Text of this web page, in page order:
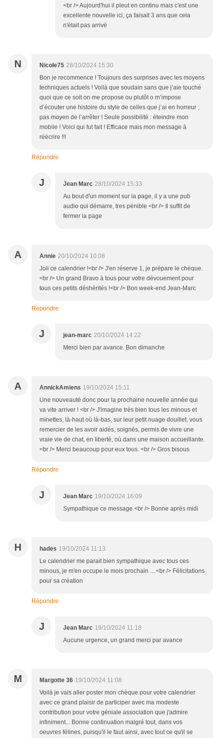
<br /> Aujourd'hui il pleut en continu mais c'est une
excellente nouvelle ici, ça faisait 3 ans que cela
n'était pas arrivé
N Nicole75 28/10/2024 15:30
Bon je recommence ! Toujours des surprises avec les moyens
techniques actuels ! Voilà que soudain sans que j’aie touché
quoi que ce soit on me propose ou plutôt o m’impose
d’écouter une histoire du style de celles que j’ai en horreur ;
pas moyen de l’arrêter ! Seule possibilité : éteindre mon
mobile ! Voici qui fut fait ! Efficace mais mon message à
réécrire !!!
Répondre
J Jean Marc 28/10/2024 15:33
Au bout d'un moment sur la page, il y a une pub
audio qui démarre, tres pénible <br /> Il suffit de
fermer la page
A Annie 20/10/2024 10:08
Joli ce calendrier !<br /> J'en réserve 1, je prépare le chèque.
<br /> Un grand Bravo à tous pour votre dévouement pour
tous ces petits déshérités !<br /> Bon week-end Jean-Marc
Répondre
J jean-marc 20/10/2024 14:22
Merci bien par avance. Bon dimanche
A AnnickAmiens 19/10/2024 15:11
Une nouveauté donc pour la prochaine nouvelle année qui
va vite arriver ! <br /> J'imagine très bien tous les minous et
minettes, là-haut où là-bas, sur leur petit nuage douillet, vous
remercier de les avoir aidés, soignés, permis de vivre une
vraie vie de chat, en liberté, où dans une maison accueillante.
<br /> Merci beaucoup pour eux tous. <br /> Gros bisous
Répondre
J Jean Marc 19/10/2024 16:09
Sympathique ce message <br /> Bonne après midi
H hades 19/10/2024 11:13
Le calendrier me parait bien sympathique avec tous ces
minous, je m'en occupe le mois prochain ....<br /> Félicitations
pour sa création
Répondre
J Jean Marc 19/10/2024 11:18
Aucune urgence, un grand merci par avance
M Margotte 36 19/10/2024 11:08
Voilà je vais aller poster mon chèque pour votre calendrier
avec ce grand plaisir de participer avec ma modeste
contribution pour votre géniale association que j'admire
infiniment... Bonne continuation malgré tout, dans vos
oeuvres félines, puisqu'il le faut ainsi, avec tout ce qu'il se